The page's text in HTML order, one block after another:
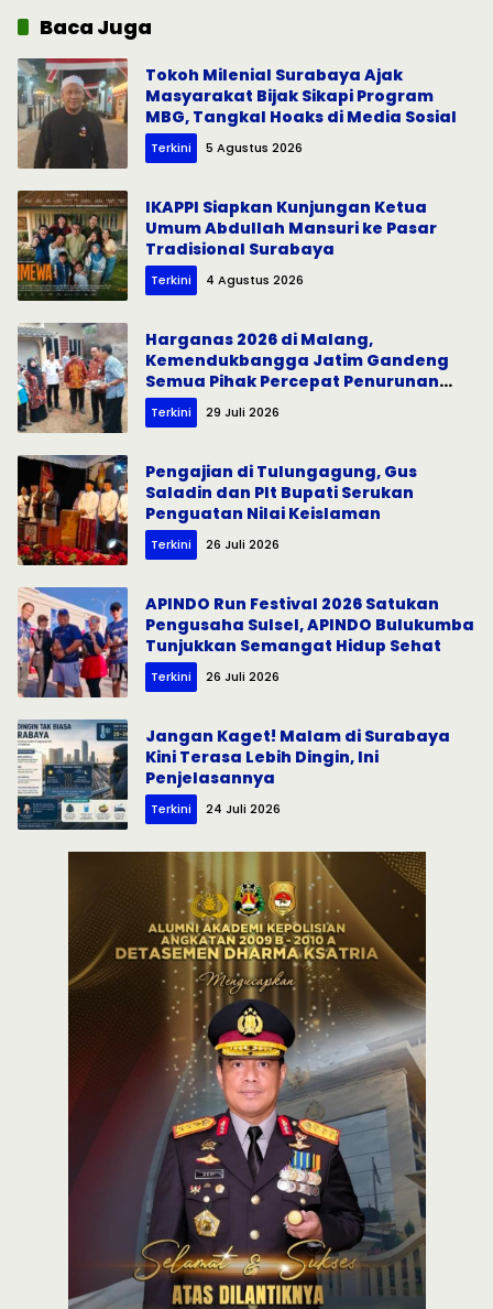
Baca Juga
Tokoh Milenial Surabaya Ajak
Masyarakat Bijak Sikapi Program
MBG, Tangkal Hoaks di Media Sosial
Terkini 5 Agustus 2026
IKAPPI Siapkan Kunjungan Ketua
Umum Abdullah Mansuri ke Pasar
Tradisional Surabaya
Terkini 4 Agustus 2026
Harganas 2026 di Malang,
Kemendukbangga Jatim Gandeng
Semua Pihak Percepat Penurunan
Stunting
Terkini 29 Juli 2026
Pengajian di Tulungagung, Gus
Saladin dan Plt Bupati Serukan
Penguatan Nilai Keislaman
Terkini 26 Juli 2026
APINDO Run Festival 2026 Satukan
Pengusaha Sulsel, APINDO Bulukumba
Tunjukkan Semangat Hidup Sehat
Terkini 26 Juli 2026
Jangan Kaget! Malam di Surabaya
Kini Terasa Lebih Dingin, Ini
Penjelasannya
Terkini 24 Juli 2026